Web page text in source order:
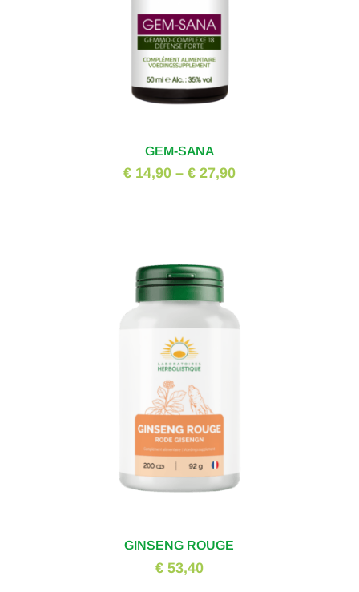
GEM-SANA
€ 14,90– € 27,90
GINSENG ROUGE
€ 53,40